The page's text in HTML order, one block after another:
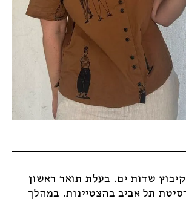
שדות ים. בעלת תואר ראשון
תל אביב בהצטיינות. במהלך